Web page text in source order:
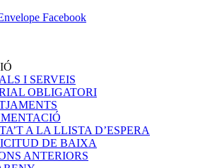
Facebook
I SERVEIS
OBLIGATORI
A LA LLISTA D’ESPERA
DE BAIXA
ANTERIORS